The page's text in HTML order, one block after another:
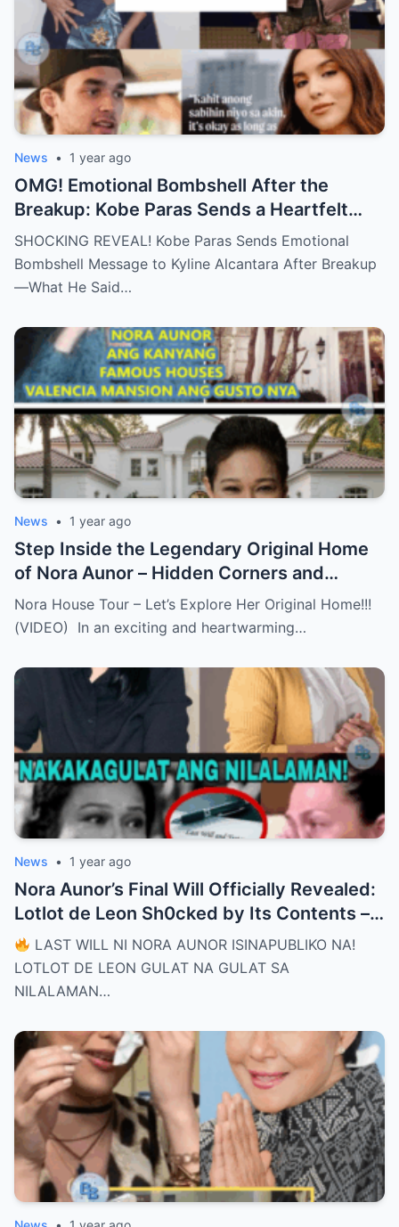
News • 1 year ago
OMG! Emotional Bombshell After the
Breakup: Kobe Paras Sends a Heartfelt
Message to Kyline Alcantara – His Words
Will Leave You Stunned and Speechless!
SHOCKING REVEAL! Kobe Paras Sends Emotional
Bombshell Message to Kyline Alcantara After Breakup
—What He Said…
News • 1 year ago
Step Inside the Legendary Original Home
of Nora Aunor – Hidden Corners and
Untold Memories Finally Revealed!
(VIDEO)
Nora House Tour – Let’s Explore Her Original Home!!!
(VIDEO) In an exciting and heartwarming…
News • 1 year ago
Nora Aunor’s Final Will Officially Revealed:
Lotlot de Leon Sh0cked by Its Contents –
What Did She See That Left Her
Completely Speechless?
LAST WILL NI NORA AUNOR ISINAPUBLIKO NA!
LOTLOT DE LEON GULAT NA GULAT SA
NILALAMAN…